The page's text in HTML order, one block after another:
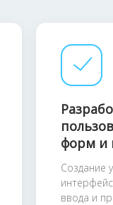
форм и
Создание
ввода и